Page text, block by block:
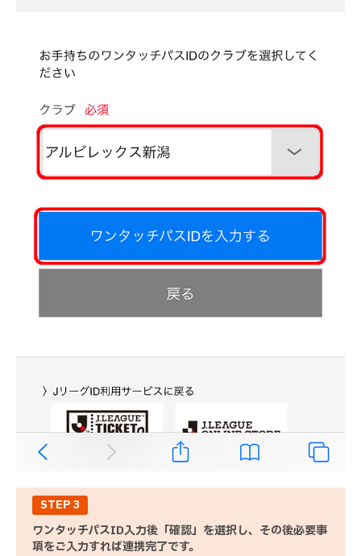
STEP 3
ワンタッチパスID入力後「確認」を選択し、その後必要事
項をご入力すれば連携完了です。